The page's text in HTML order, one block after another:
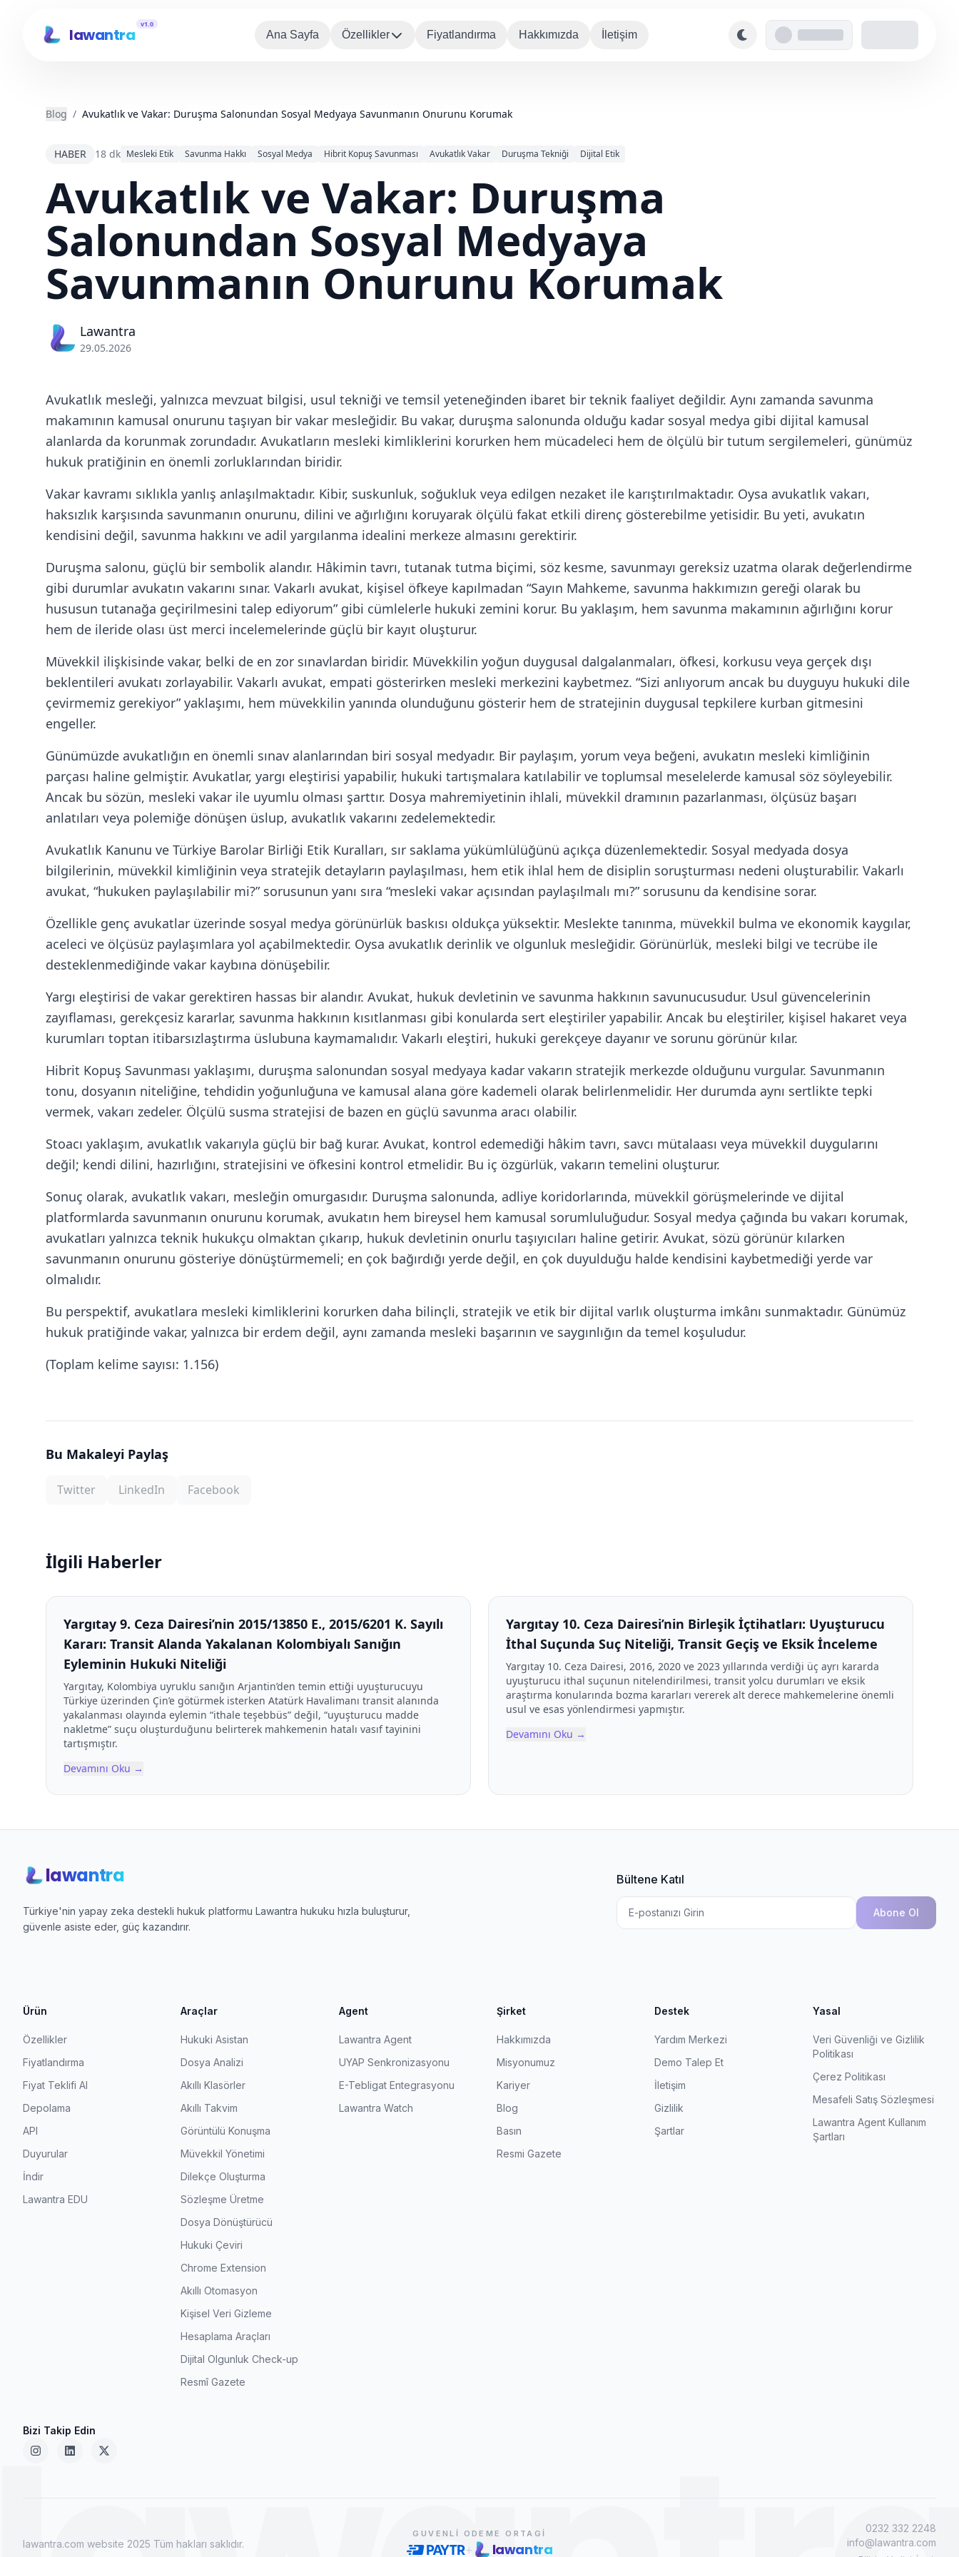
lawantra
v1.0
Ana Sayfa Özellikler Fiyatlandırma Hakkımızda İletişim
Blog / Avukatlık ve Vakar: Duruşma Salonundan Sosyal Medyaya Savunmanın Onurunu Korumak
HABER 18 dk Mesleki Etik Savunma Hakkı Sosyal Medya Hibrit Kopuş Savunması Avukatlık Vakar Duruşma Tekniği Dijital Etik
Avukatlık ve Vakar: Duruşma
Salonundan Sosyal Medyaya
Savunmanın Onurunu Korumak
Lawantra
29.05.2026
Avukatlık mesleği, yalnızca mevzuat bilgisi, usul tekniği ve temsil yeteneğinden ibaret bir teknik faaliyet değildir. Aynı zamanda savunma
makamının kamusal onurunu taşıyan bir vakar mesleğidir. Bu vakar, duruşma salonunda olduğu kadar sosyal medya gibi dijital kamusal
alanlarda da korunmak zorundadır. Avukatların mesleki kimliklerini korurken hem mücadeleci hem de ölçülü bir tutum sergilemeleri, günümüz
hukuk pratiğinin en önemli zorluklarından biridir.
Vakar kavramı sıklıkla yanlış anlaşılmaktadır. Kibir, suskunluk, soğukluk veya edilgen nezaket ile karıştırılmaktadır. Oysa avukatlık vakarı,
haksızlık karşısında savunmanın onurunu, dilini ve ağırlığını koruyarak ölçülü fakat etkili direnç gösterebilme yetisidir. Bu yeti, avukatın
kendisini değil, savunma hakkını ve adil yargılanma idealini merkeze almasını gerektirir.
Duruşma salonu, güçlü bir sembolik alandır. Hâkimin tavrı, tutanak tutma biçimi, söz kesme, savunmayı gereksiz uzatma olarak değerlendirme
gibi durumlar avukatın vakarını sınar. Vakarlı avukat, kişisel öfkeye kapılmadan “Sayın Mahkeme, savunma hakkımızın gereği olarak bu
hususun tutanağa geçirilmesini talep ediyorum” gibi cümlelerle hukuki zemini korur. Bu yaklaşım, hem savunma makamının ağırlığını korur
hem de ileride olası üst merci incelemelerinde güçlü bir kayıt oluşturur.
Müvekkil ilişkisinde vakar, belki de en zor sınavlardan biridir. Müvekkilin yoğun duygusal dalgalanmaları, öfkesi, korkusu veya gerçek dışı
beklentileri avukatı zorlayabilir. Vakarlı avukat, empati gösterirken mesleki merkezini kaybetmez. “Sizi anlıyorum ancak bu duyguyu hukuki dile
çevirmemiz gerekiyor” yaklaşımı, hem müvekkilin yanında olunduğunu gösterir hem de stratejinin duygusal tepkilere kurban gitmesini
engeller.
Günümüzde avukatlığın en önemli sınav alanlarından biri sosyal medyadır. Bir paylaşım, yorum veya beğeni, avukatın mesleki kimliğinin
parçası haline gelmiştir. Avukatlar, yargı eleştirisi yapabilir, hukuki tartışmalara katılabilir ve toplumsal meselelerde kamusal söz söyleyebilir.
Ancak bu sözün, mesleki vakar ile uyumlu olması şarttır. Dosya mahremiyetinin ihlali, müvekkil dramının pazarlanması, ölçüsüz başarı
anlatıları veya polemiğe dönüşen üslup, avukatlık vakarını zedelemektedir.
Avukatlık Kanunu ve Türkiye Barolar Birliği Etik Kuralları, sır saklama yükümlülüğünü açıkça düzenlemektedir. Sosyal medyada dosya
bilgilerinin, müvekkil kimliğinin veya stratejik detayların paylaşılması, hem etik ihlal hem de disiplin soruşturması nedeni oluşturabilir. Vakarlı
avukat, “hukuken paylaşılabilir mi?” sorusunun yanı sıra “mesleki vakar açısından paylaşılmalı mı?” sorusunu da kendisine sorar.
Özellikle genç avukatlar üzerinde sosyal medya görünürlük baskısı oldukça yüksektir. Meslekte tanınma, müvekkil bulma ve ekonomik kaygılar,
aceleci ve ölçüsüz paylaşımlara yol açabilmektedir. Oysa avukatlık derinlik ve olgunluk mesleğidir. Görünürlük, mesleki bilgi ve tecrübe ile
desteklenmediğinde vakar kaybına dönüşebilir.
Yargı eleştirisi de vakar gerektiren hassas bir alandır. Avukat, hukuk devletinin ve savunma hakkının savunucusudur. Usul güvencelerinin
zayıflaması, gerekçesiz kararlar, savunma hakkının kısıtlanması gibi konularda sert eleştiriler yapabilir. Ancak bu eleştiriler, kişisel hakaret veya
kurumları toptan itibarsızlaştırma üslubuna kaymamalıdır. Vakarlı eleştiri, hukuki gerekçeye dayanır ve sorunu görünür kılar.
Hibrit Kopuş Savunması yaklaşımı, duruşma salonundan sosyal medyaya kadar vakarın stratejik merkezde olduğunu vurgular. Savunmanın
tonu, dosyanın niteliğine, tehdidin yoğunluğuna ve kamusal alana göre kademeli olarak belirlenmelidir. Her durumda aynı sertlikte tepki
vermek, vakarı zedeler. Ölçülü susma stratejisi de bazen en güçlü savunma aracı olabilir.
Stoacı yaklaşım, avukatlık vakarıyla güçlü bir bağ kurar. Avukat, kontrol edemediği hâkim tavrı, savcı mütalaası veya müvekkil duygularını
değil; kendi dilini, hazırlığını, stratejisini ve öfkesini kontrol etmelidir. Bu iç özgürlük, vakarın temelini oluşturur.
Sonuç olarak, avukatlık vakarı, mesleğin omurgasıdır. Duruşma salonunda, adliye koridorlarında, müvekkil görüşmelerinde ve dijital
platformlarda savunmanın onurunu korumak, avukatın hem bireysel hem kamusal sorumluluğudur. Sosyal medya çağında bu vakarı korumak,
avukatları yalnızca teknik hukukçu olmaktan çıkarıp, hukuk devletinin onurlu taşıyıcıları haline getirir. Avukat, sözü görünür kılarken
savunmanın onurunu gösteriye dönüştürmemeli; en çok bağırdığı yerde değil, en çok duyulduğu halde kendisini kaybetmediği yerde var
olmalıdır.
Bu perspektif, avukatlara mesleki kimliklerini korurken daha bilinçli, stratejik ve etik bir dijital varlık oluşturma imkânı sunmaktadır. Günümüz
hukuk pratiğinde vakar, yalnızca bir erdem değil, aynı zamanda mesleki başarının ve saygınlığın da temel koşuludur.
(Toplam kelime sayısı: 1.156)
Bu Makaleyi Paylaş
Twitter LinkedIn Facebook
İlgili Haberler
Yargıtay 9. Ceza Dairesi’nin 2015/13850 E., 2015/6201 K. Sayılı
Kararı: Transit Alanda Yakalanan Kolombiyalı Sanığın
Eyleminin Hukuki Niteliği
Yargıtay, Kolombiya uyruklu sanığın Arjantin’den temin ettiği uyuşturucuyu
Türkiye üzerinden Çin’e götürmek isterken Atatürk Havalimanı transit alanında
yakalanması olayında eylemin “ithale teşebbüs” değil, “uyuşturucu madde
nakletme” suçu oluşturduğunu belirterek mahkemenin hatalı vasıf tayinini
tartışmıştır.
Devamını Oku →
Yargıtay 10. Ceza Dairesi’nin Birleşik İçtihatları: Uyuşturucu
İthal Suçunda Suç Niteliği, Transit Geçiş ve Eksik İnceleme
Yargıtay 10. Ceza Dairesi, 2016, 2020 ve 2023 yıllarında verdiği üç ayrı kararda
uyuşturucu ithal suçunun nitelendirilmesi, transit yolcu durumları ve eksik
araştırma konularında bozma kararları vererek alt derece mahkemelerine önemli
usul ve esas yönlendirmesi yapmıştır.
Devamını Oku →
lawantra
Türkiye'nin yapay zeka destekli hukuk platformu Lawantra hukuku hızla buluşturur,
güvenle asiste eder, güç kazandırır.
Bültene Katıl
Abone Ol
Ürün
Özellikler
Fiyatlandırma
Fiyat Teklifi Al
Depolama
API
Duyurular
İndir
Lawantra EDU
Araçlar
Hukuki Asistan
Dosya Analizi
Akıllı Klasörler
Akıllı Takvim
Görüntülü Konuşma
Müvekkil Yönetimi
Dilekçe Oluşturma
Sözleşme Üretme
Dosya Dönüştürücü
Hukuki Çeviri
Chrome Extension
Akıllı Otomasyon
Kişisel Veri Gizleme
Hesaplama Araçları
Dijital Olgunluk Check-up
Resmî Gazete
Agent
Lawantra Agent
UYAP Senkronizasyonu
E-Tebligat Entegrasyonu
Lawantra Watch
Şirket
Hakkımızda
Misyonumuz
Kariyer
Blog
Basın
Resmi Gazete
Destek
Yardım Merkezi
Demo Talep Et
İletişim
Gizlilik
Şartlar
Yasal
Veri Güvenliği ve Gizlilik
Politikası
Çerez Politikası
Mesafeli Satış Sözleşmesi
Lawantra Agent Kullanım
Şartları
Bizi Takip Edin
lawantra.com website 2025 Tüm hakları saklıdır.
GUVENLI ODEME ORTAGI
+ lawantra
0232 332 2248
info@lawantra.com